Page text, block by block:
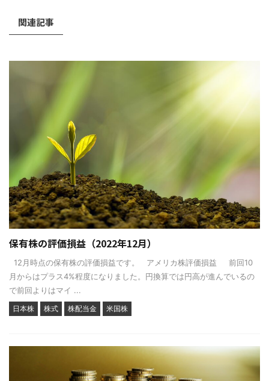
関連記事
保有株の評価損益（2022年12月）
12月時点の保有株の評価損益です。 アメリカ株評価損益 前回10
月からはプラス4%程度になりました。円換算では円高が進んでいるの
で前回よりはマイ ...
日本株 株式 株配当金 米国株